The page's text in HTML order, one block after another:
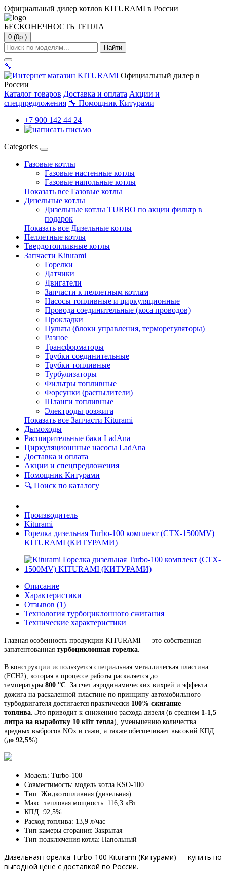
Официальный дилер котлов KITURAMI в России
БЕСКОНЕЧНОСТЬ ТЕПЛА
0 (0р.)
Найти
🔧
Официальный дилер в
России
Каталог товаров Доставка и оплата Акции и
спецпредложения 🔧 Помощник Китурами
+7 900 142 44 24
Categories
Газовые котлы
Газовые настенные котлы
Газовые напольные котлы
Показать все Газовые котлы
Дизельные котлы
Дизельные котлы TURBO по акции фильтр в
подарок
Показать все Дизельные котлы
Пеллетные котлы
Твердотопливные котлы
Запчасти Kiturami
Горелки
Датчики
Двигатели
Запчасти к пеллетным котлам
Насосы топливные и циркуляционные
Провода соединительные (коса проводов)
Прокладки
Пульты (блоки управления, терморегуляторы)
Разное
Трансформаторы
Трубки соединительные
Трубки топливные
Турбулизаторы
Фильтры топливные
Форсунки (распылители)
Шланги топливные
Электроды розжига
Показать все Запчасти Kiturami
Дымоходы
Расширительные баки LadAna
Циркуляционнные насосы LadAna
Доставка и оплата
Акции и спецпредложения
Помощник Китурами
🔍 Поиск по каталогу
Производитель
Kiturami
Горелка дизельная Turbo-100 комплект (CTX-1500MV)
KITURAMI (КИТУРАМИ)
Описание
Характеристики
Отзывов (1)
Технология турбоциклонного сжигания
Технические характеристики
Главная особенность продукции KITURAMI — это собственная
запатентованная турбоциклонная горелка.
В конструкции используется специальная металлическая пластина
(FCH2), которая в процессе работы раскаляется до
температуры 800 °С. За счет аэродинамических вихрей и эффекта
дожига на раскаленной пластине по принципу автомобильного
турбодвигателя достигается практически 100% сжигание
топлива. Это приводит к снижению расхода дизеля (в среднем 1-1,5
литра на выработку 10 кВт тепла), уменьшению количества
вредных выбросов NOx и сажи, а также обеспечивает высокий КПД
(до 92,5%)
Модель: Turbo-100
Совместимость: модель котла KSO-100
Тип: Жидкотопливная (дизельная)
Макс. тепловая мощность: 116,3 кВт
КПД: 92,5%
Расход топлива: 13,9 л/час
Тип камеры сгорания: Закрытая
Тип подключения котла: Напольный
Дизельная горелка Turbo-100 Kiturami (Китурами) — купить по
выгодной цене с доставкой по России.